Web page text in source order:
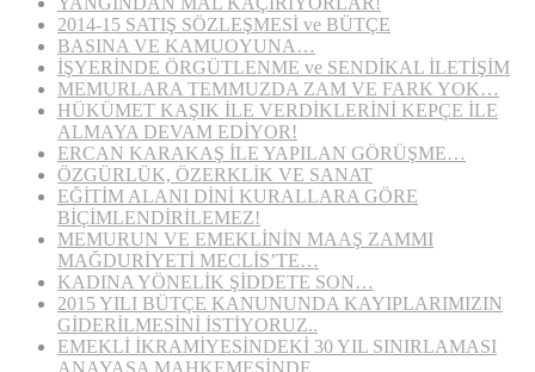
2014-15 SATIŞ SÖZLEŞMESİ ve BÜTÇE
BASINA VE KAMUOYUNA…
İŞYERİNDE ÖRGÜTLENME ve SENDİKAL İLETİŞİM
MEMURLARA TEMMUZDA ZAM VE FARK YOK…
HÜKÜMET KAŞIK İLE VERDİKLERİNİ KEPÇE İLE
ALMAYA DEVAM EDİYOR!
ERCAN KARAKAŞ İLE YAPILAN GÖRÜŞME…
ÖZGÜRLÜK, ÖZERKLİK VE SANAT
EĞİTİM ALANI DİNİ KURALLARA GÖRE
BİÇİMLENDİRİLEMEZ!
MEMURUN VE EMEKLİNİN MAAŞ ZAMMI
MAĞDURİYETİ MECLİS’TE…
KADINA YÖNELİK ŞİDDETE SON…
2015 YILI BÜTÇE KANUNUNDA KAYIPLARIMIZIN
GİDERİLMESİNİ İSTİYORUZ..
EMEKLİ İKRAMİYESİNDEKİ 30 YIL SINIRLAMASI
ANAYASA MAHKEMESİNDE…